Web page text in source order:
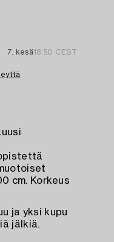
7. kesä18:50 CEST
cm. Korkeus
ja yksi kupu
jälkiä.